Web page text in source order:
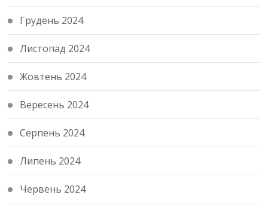
Грудень 2024
Листопад 2024
Жовтень 2024
Вересень 2024
Серпень 2024
Липень 2024
Червень 2024